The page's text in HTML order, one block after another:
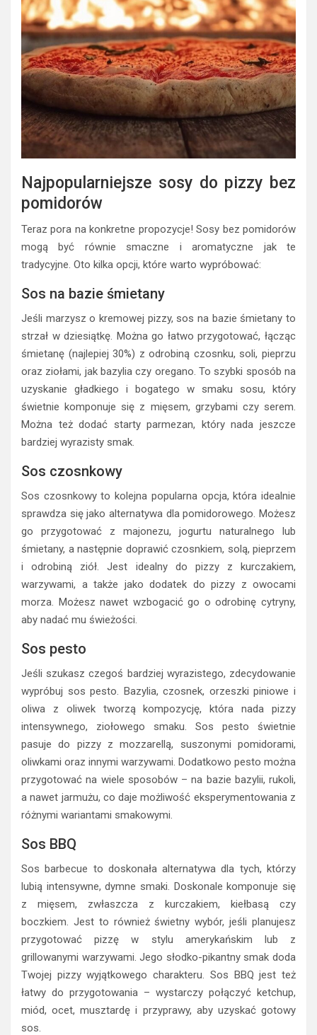
Najpopularniejsze sosy do pizzy bez
pomidorów
Teraz pora na konkretne propozycje! Sosy bez pomidorów
mogą być równie smaczne i aromatyczne jak te
tradycyjne. Oto kilka opcji, które warto wypróbować:
Sos na bazie śmietany
Jeśli marzysz o kremowej pizzy, sos na bazie śmietany to
strzał w dziesiątkę. Można go łatwo przygotować, łącząc
śmietanę (najlepiej 30%) z odrobiną czosnku, soli, pieprzu
oraz ziołami, jak bazylia czy oregano. To szybki sposób na
uzyskanie gładkiego i bogatego w smaku sosu, który
świetnie komponuje się z mięsem, grzybami czy serem.
Można też dodać starty parmezan, który nada jeszcze
bardziej wyrazisty smak.
Sos czosnkowy
Sos czosnkowy to kolejna popularna opcja, która idealnie
sprawdza się jako alternatywa dla pomidorowego. Możesz
go przygotować z majonezu, jogurtu naturalnego lub
śmietany, a następnie doprawić czosnkiem, solą, pieprzem
i odrobiną ziół. Jest idealny do pizzy z kurczakiem,
warzywami, a także jako dodatek do pizzy z owocami
morza. Możesz nawet wzbogacić go o odrobinę cytryny,
aby nadać mu świeżości.
Sos pesto
Jeśli szukasz czegoś bardziej wyrazistego, zdecydowanie
wypróbuj sos pesto. Bazylia, czosnek, orzeszki piniowe i
oliwa z oliwek tworzą kompozycję, która nada pizzy
intensywnego, ziołowego smaku. Sos pesto świetnie
pasuje do pizzy z mozzarellą, suszonymi pomidorami,
oliwkami oraz innymi warzywami. Dodatkowo pesto można
przygotować na wiele sposobów – na bazie bazylii, rukoli,
a nawet jarmużu, co daje możliwość eksperymentowania z
różnymi wariantami smakowymi.
Sos BBQ
Sos barbecue to doskonała alternatywa dla tych, którzy
lubią intensywne, dymne smaki. Doskonale komponuje się
z mięsem, zwłaszcza z kurczakiem, kiełbasą czy
boczkiem. Jest to również świetny wybór, jeśli planujesz
przygotować pizzę w stylu amerykańskim lub z
grillowanymi warzywami. Jego słodko-pikantny smak doda
Twojej pizzy wyjątkowego charakteru. Sos BBQ jest też
łatwy do przygotowania – wystarczy połączyć ketchup,
miód, ocet, musztardę i przyprawy, aby uzyskać gotowy
sos.